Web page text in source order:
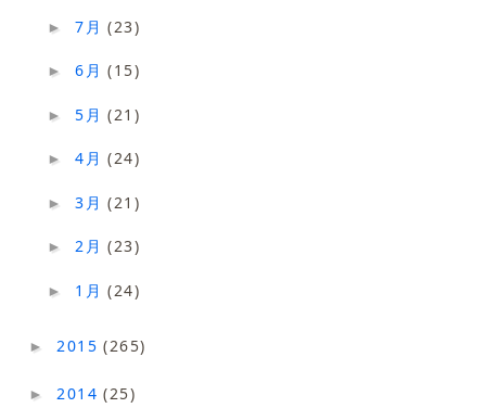
►7月(23)
►6月(15)
►5月(21)
►4月(24)
►3月(21)
► 2月(23)
► 1月(24)
► 2015(265)
► 2014(25)